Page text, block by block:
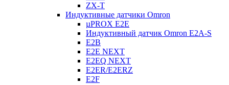
ZX-T
Индуктивные датчики Omron
µPROX E2E
Индуктивный датчик Omron E2A-S
E2B
E2E NEXT
E2EQ NEXT
E2ER/E2ERZ
E2F